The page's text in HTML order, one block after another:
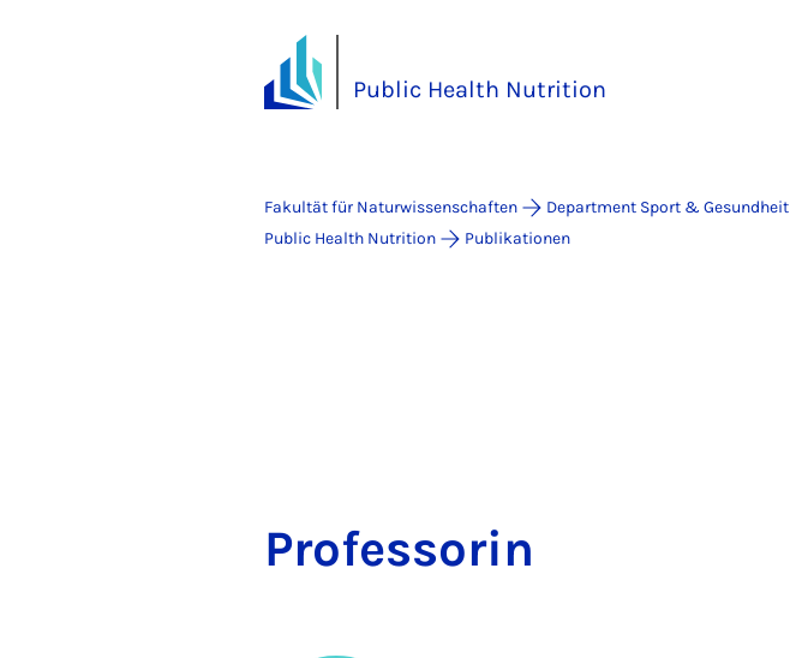
Public Health Nutrition
Fakultät für Naturwissenschaften Department Sport & Gesundheit
Public Health Nutrition
Publikationen
Pro­fes­so­rin